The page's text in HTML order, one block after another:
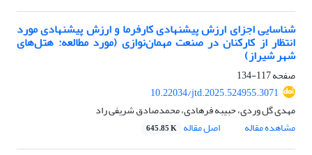
شناسایی اجزای ارزش پیشنهادی کارفرما و ارزش پیشنهادی مورد
انتظار از کارکنان در صنعت مهمان‌نوازی (مورد مطالعه: هتل‌های
شهر شیراز)
صفحه117-134
10.22034/jtd.2025.524955.3071
مهدی گل وردی، حبیبه فرهادی، محمدصادق شریفی راد
مشاهده مقاله
اصل مقاله 645.85 K